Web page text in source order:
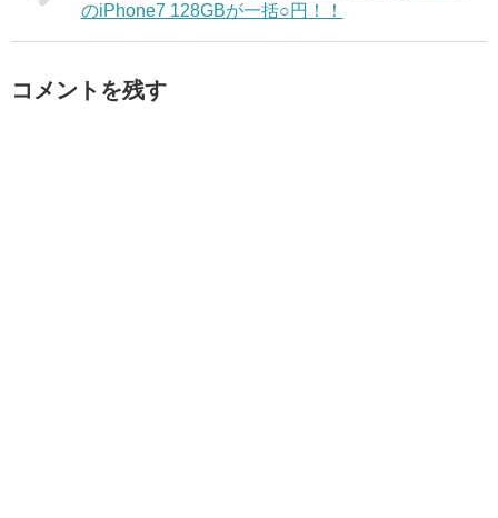
のiPhone7 128GBが一括○円！！
コメントを残す